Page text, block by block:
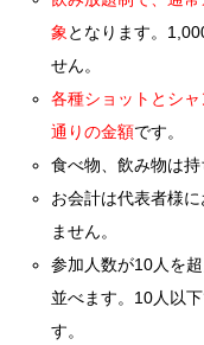
象 となります。
せん。
各種ショットとシ
通りの金額です。
食べ物、飲み物は持
お会計は代表者様
ません。
参加人数が10人を
並べます。10人以
す。